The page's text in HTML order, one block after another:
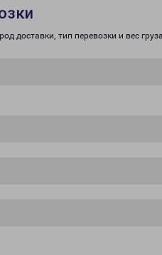
доставки, тип перевозки и вес